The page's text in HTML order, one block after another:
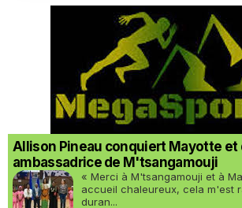
Allison Pineau conquiert Mayotte et
ambassadrice de M'tsangamouji
« Merci à M'tsangamouji et à
accueil chaleureux, cela m'est
duran...